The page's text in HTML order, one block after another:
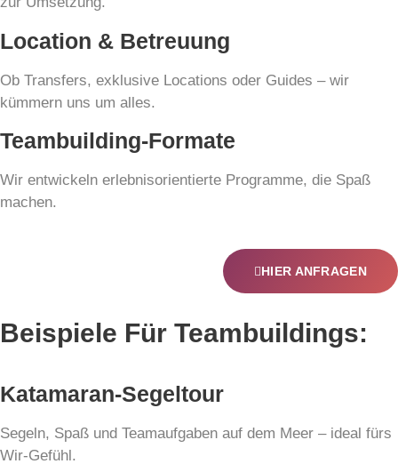
Location & Betreuung
Ob Transfers, exklusive Locations oder Guides – wir
kümmern uns um alles.
Teambuilding-Formate
Wir entwickeln erlebnisorientierte Programme, die Spaß
machen.
HIER ANFRAGEN
Beispiele Für Teambuildings:
Katamaran-Segeltour
Segeln, Spaß und Teamaufgaben auf dem Meer – ideal fürs
Wir-Gefühl.